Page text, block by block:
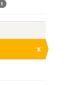
1
x